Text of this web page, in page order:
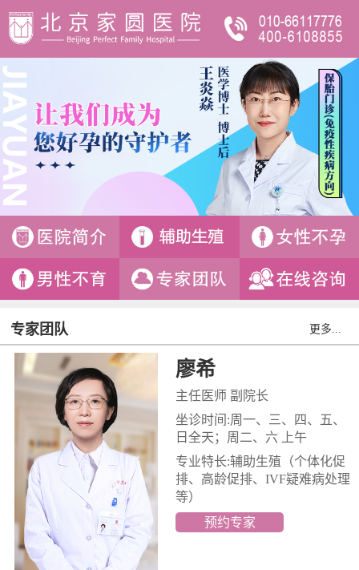
专家团队 更多...
廖希
主任医师 副院长
坐诊时间:周一、三、四、五、
日全天；周二、六 上午
专业特长:辅助生殖 （个体化促
排、高龄促排、IVF疑难病处理
等）
预约专家